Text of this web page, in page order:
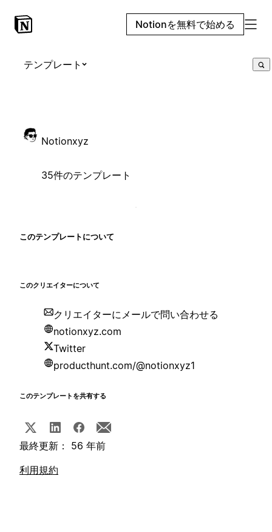
Notionを無料で始める
テンプレート
Notionxyz
35件のテンプレート
このテンプレートについて
このクリエイターについて
クリエイターにメールで問い合わせる
notionxyz.com
Twitter
producthunt.com/@notionxyz1
このテンプレートを共有する
最終更新： 56 年前
利用規約